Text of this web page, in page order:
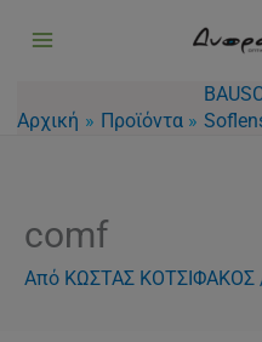
Αρχική
Προϊόντα
comf
Από ΚΩΣΤΑΣ ΚΟΤΣΙΦΑΚΟΣ